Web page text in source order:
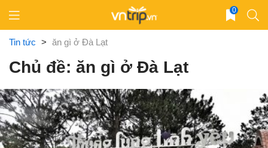
content
0
Tin tức > ăn gì ở Đà Lạt
Chủ đề: ăn gì ở Đà Lạt